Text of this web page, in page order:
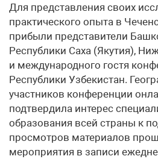
Для представления своих
практического опыта в
прибыли представители
Республики Саха (Якутия),
и международного гостя
Республики Узбекистан.
участников конференции
подтвердила интерес
образования всей страны к
просмотров материалов
мероприятия в записи